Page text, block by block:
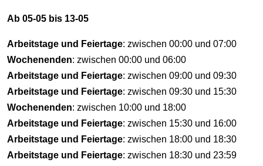
Ab 05-05 bis 13-05
Arbeitstage und Feiertage: zwischen 00:00 und 07:00
Wochenenden: zwischen 00:00 und 06:00
Arbeitstage und Feiertage: zwischen 09:00 und 09:30
Arbeitstage und Feiertage: zwischen 09:30 und 15:30
Wochenenden: zwischen 10:00 und 18:00
Arbeitstage und Feiertage: zwischen 15:30 und 16:00
Arbeitstage und Feiertage: zwischen 18:00 und 18:30
Arbeitstage und Feiertage: zwischen 18:30 und 23:59